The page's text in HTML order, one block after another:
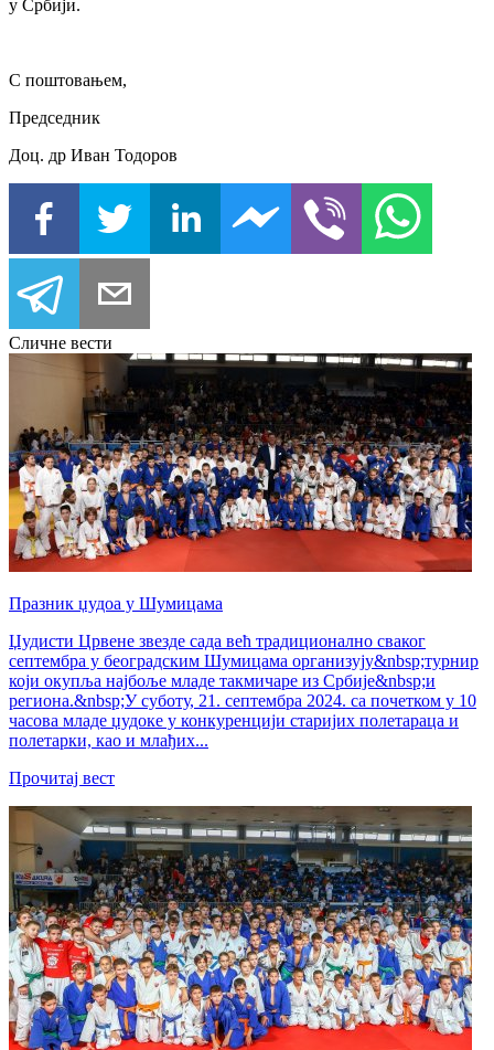
у Србији.
С поштовањем,
Председник
Доц. др Иван Тодоров
Сличне вести
Празник џудоа у Шумицама
Џудисти Црвене звезде сада већ традиционално сваког
септембра у београдским Шумицама организују&nbsp;турнир
који окупља најбоље младе такмичаре из Србије&nbsp;и
региона.&nbsp;У суботу, 21. септембра 2024. са почетком у 10
часова младе џудоке у конкуренцији старијих полетараца и
полетарки, као и млађих...
Прочитај вест